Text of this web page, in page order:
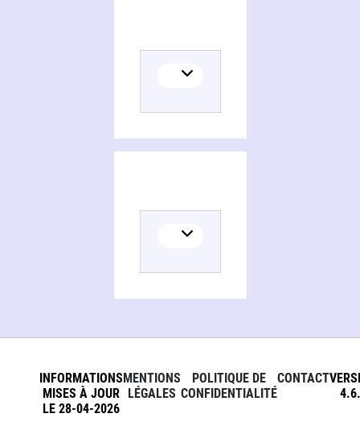
INFORMATIONS
MISES À JOUR
LE 28-04-2026
MENTIONS
LÉGALES
POLITIQUE DE
CONFIDENTIALITÉ
CONTACT